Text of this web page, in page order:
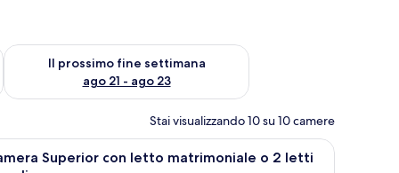
ago 14 - ago 16
Il prossimo fine settimana
ago 21 - ago 23
Verifica la disponibilità per il prossimo fine settimana, ago 21
Stai visualizzando 10 su 10 camere
scrivania, una sedia, lampade e un telefono.Una camera d'albergo con un letto grande,
5
Superior con letto matrimoniale o 2 letti